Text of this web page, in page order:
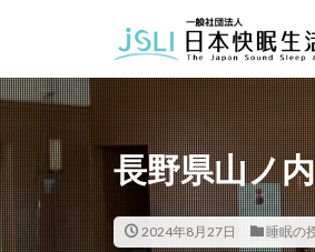
長野県山ノ
2024年8月27日 睡眠の